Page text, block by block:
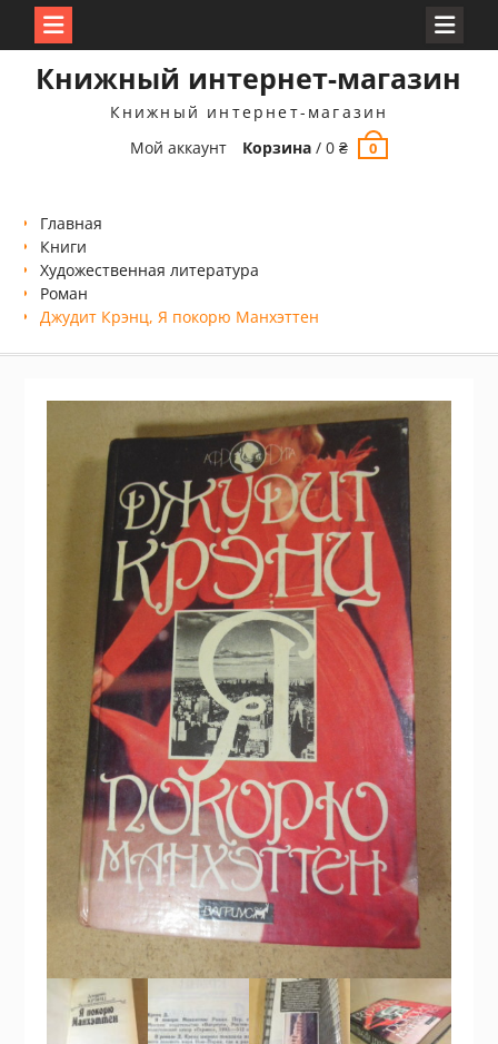
Книжный интернет-магазин
Книжный интернет-магазин
Мой аккаунт
Корзина /0₴ 0
Главная
Книги
Xудожественная литература
Роман
Джудит Крэнц, Я покорю Манхэттен